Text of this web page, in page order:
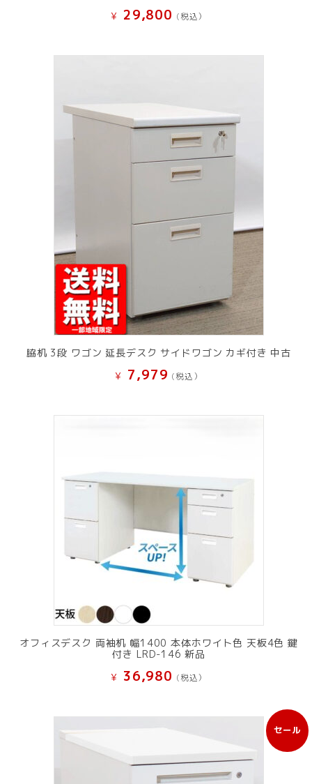
¥ 29,800 (税込）
脇机 3段 ワゴン 延長デスク サイドワゴン カギ付き 中古
¥ 7,979 (税込）
オフィスデスク 両袖机 幅1400 本体ホワイト色 天板4色 鍵
付き LRD-146 新品
¥ 36,980 (税込）
セール
販
売